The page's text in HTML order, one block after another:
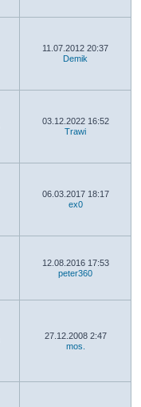
11.07.2012 20:37
Demik
03.12.2022 16:52
Trawi
06.03.2017 18:17
ex0
12.08.2016 17:53
peter360
27.12.2008 2:47
mos.